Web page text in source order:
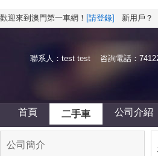
歡迎來到澳門第一車網！ [請登錄] 新用戶？
聯系人：test test 咨詢電話：
首頁 二手車 公司介紹
公司簡介